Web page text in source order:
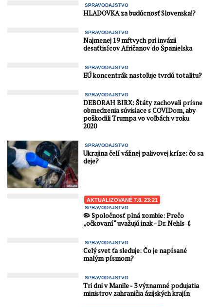
SPRAVODAJSTVO
HLADOVKA za budúcnosť Slovenska⁉️
SPRAVODAJSTVO
Najmenej 19 mŕtvych pri invázii
desaťtisícov Afričanov do Španielska
SPRAVODAJSTVO
EÚ koncentrák nastoľuje tvrdú totalitu?
SPRAVODAJSTVO
DEBORAH BIRX: Štáty zachovali prísne
obmedzenia súvisiace s COVIDom, aby
poškodili Trumpa vo voľbách v roku
2020
SPRAVODAJSTVO
Ukrajina čelí vážnej palivovej kríze: čo sa
deje?
AKTUALIZOVANÉ 7.8. 23:21
SPRAVODAJSTVO
🦠 Spoločnosť plná zombie: Prečo
„očkovaní“ uvažujú inak - Dr. Nehls 💉
SPRAVODAJSTVO
Celý svet ťa sleduje: Čo je napísané
malým písmom?
SPRAVODAJSTVO
Tri dni v Manile - 3 významné podujatia
ministrov zahraničia ázijských krajín